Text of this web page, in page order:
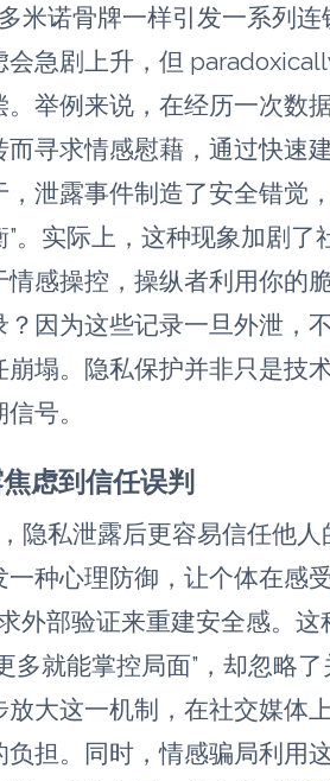
米诺骨牌一样引发一系列
会急剧上升，但
举例来说，在经历一次数
寻求情感慰藉，通过快速
泄露事件制造了安全错觉
。实际上，这种现象加剧
感操控，操纵者利用你的
因为这些记录一旦外泄，
塌。隐私保护并非只是技
号。
虑到信任误判
隐私泄露后更容易信任他
种心理防御，让个体在感
外部验证来重建安全感。这
多就能掌控局面”，却忽略
大这一机制，在社交媒体
担。同时，情感骗局利用